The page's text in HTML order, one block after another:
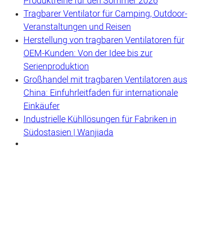
Tragbarer Ventilator für Camping, Outdoor-
Veranstaltungen und Reisen
Herstellung von tragbaren Ventilatoren für
OEM-Kunden: Von der Idee bis zur
Serienproduktion
Großhandel mit tragbaren Ventilatoren aus
China: Einfuhrleitfaden für internationale
Einkäufer
Industrielle Kühllösungen für Fabriken in
Südostasien | Wanjiada